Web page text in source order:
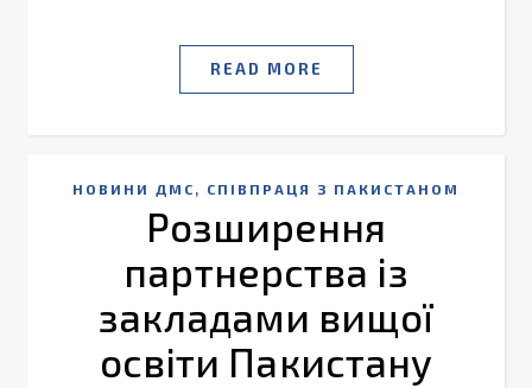
READ MORE
НОВИНИ ДМС , СПІВПРАЦЯ З ПАКИСТАНОМ
Розширення
партнерства із
закладами вищої
освіти Пакистану